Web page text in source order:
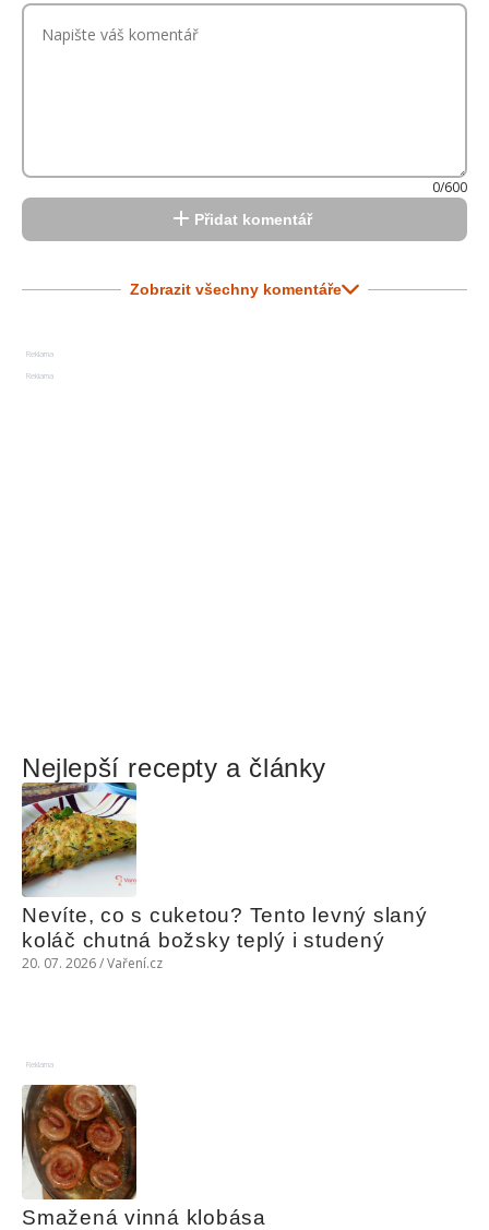
0/600
Přidat komentář
Zobrazit všechny komentáře
Reklama
Reklama
Nejlepší recepty a články
Nevíte, co s cuketou? Tento levný slaný
koláč chutná božsky teplý i studený
20. 07. 2026 / Vaření.cz
Reklama
Smažená vinná klobása